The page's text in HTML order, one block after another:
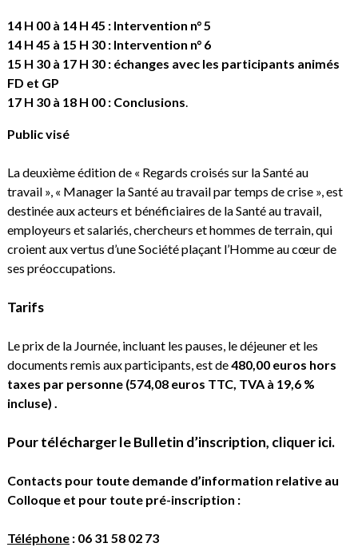
14 H 00 à 14 H 45 : Intervention n° 5
14 H 45 à 15 H 30 : Intervention n° 6
15 H 30 à 17 H 30 : échanges avec les participants animés
FD et GP
17 H 30 à 18 H 00 : Conclusions
Public visé
La deuxième édition de « Regards croisés sur la Santé au
travail », « Manager la Santé au travail par temps de crise », est
destinée aux acteurs et bénéficiaires de la Santé au travail,
employeurs et salariés, chercheurs et hommes de terrain, qui
croient aux vertus d’une Société plaçant l’Homme au cœur de
ses préoccupations.
Tarifs
Le prix de la Journée, incluant les pauses, le déjeuner et les
documents remis aux participants, est de480,00 euros hors
taxes par personne(574,08 euros TTC, TVA à 19,6 %
incluse) .
Pourtélécharger le Bulletin d’inscription, cliquer ici..
Contacts pour toute demande d’information relative au
Colloque et pour toute pré-inscription :
Téléphone: 06 31 58 02 73